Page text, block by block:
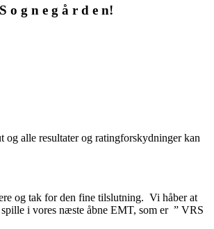
o g n e g å r d e n!
og alle resultater og ratingforskydninger kan
og tak for den fine tilslutning. Vi håber at
i vores næste åbne EMT, som er ” VRS